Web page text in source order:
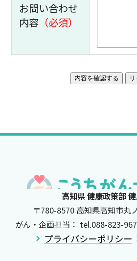
お問い合わせ
内容 （必須）
高知県 健康政策部
〒780-8570 高知県高知市丸
がん・企画担当： tel.088-823-
プライバシーポリシー